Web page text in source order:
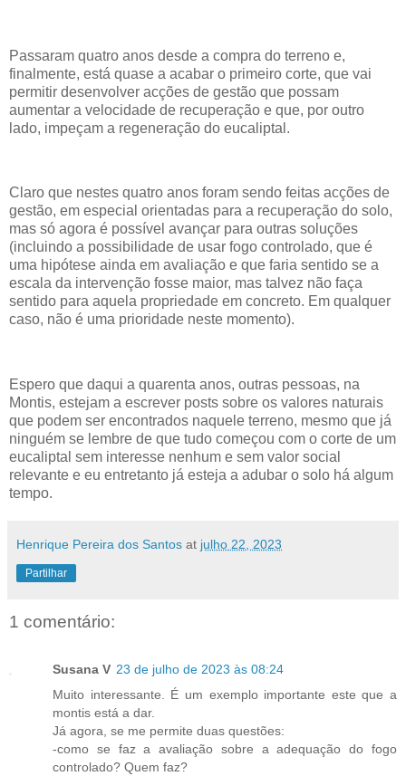
Passaram quatro anos desde a compra do terreno e,
finalmente, está quase a acabar o primeiro corte, que vai
permitir desenvolver acções de gestão que possam
aumentar a velocidade de recuperação e que, por outro
lado, impeçam a regeneração do eucaliptal.
Claro que nestes quatro anos foram sendo feitas acções de
gestão, em especial orientadas para a recuperação do solo,
mas só agora é possível avançar para outras soluções
(incluindo a possibilidade de usar fogo controlado, que é
uma hipótese ainda em avaliação e que faria sentido se a
escala da intervenção fosse maior, mas talvez não faça
sentido para aquela propriedade em concreto. Em qualquer
caso, não é uma prioridade neste momento).
Espero que daqui a quarenta anos, outras pessoas, na
Montis, estejam a escrever posts sobre os valores naturais
que podem ser encontrados naquele terreno, mesmo que já
ninguém se lembre de que tudo começou com o corte de um
eucaliptal sem interesse nenhum e sem valor social
relevante e eu entretanto já esteja a adubar o solo há algum
tempo.
Henrique Pereira dos Santos at julho 22, 2023
Partilhar
1 comentário:
Susana V 23 de julho de 2023 às 08:24
Muito interessante. É um exemplo importante este que a
montis está a dar.
Já agora, se me permite duas questões:
-como se faz a avaliação sobre a adequação do fogo
controlado? Quem faz?